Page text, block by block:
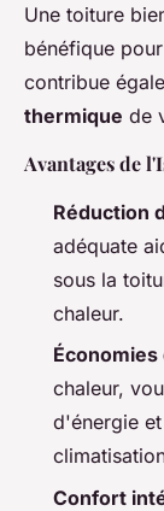
Une toiture
bénéfique
contribue
thermique de
Avantages de
Réduction
adéquate
sous la
chaleur.
chaleur,
d'énergie
Confort